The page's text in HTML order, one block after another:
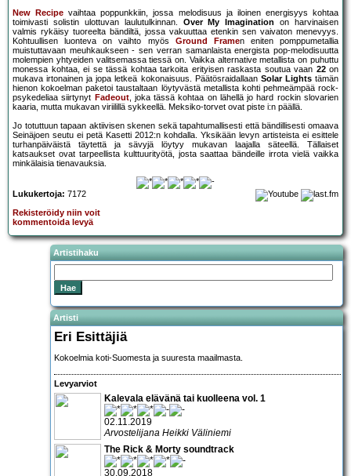
New Recipe vaihtaa poppunkkiin, jossa melodisuus ja iloinen energisyys kohtaa
toimivasti solistin ulottuvan laulutulkinnan. Over My Imagination
on harvinaisen
valmis rykäisy tuoreelta bändiltä, jossa vakuuttaa etenkin sen vaivaton menevyys.
Kohtuullisen luonteva on vaihto myös Ground Framen eniten pomppumetallia
muistuttavaan meuhkaukseen - sen verran samanlaista energista pop-melodisuutta
molempien yhtyeiden valitsemassa tiessä on. Vaikka alternative metallista on puhuttu
monessa kohtaa, ei se tässä kohtaa tarkoita erityisen raskasta soutua vaan 22on
mukava irtonainen ja jopa letkeä kokonaisuus. Päätösraidallaan Solar Lightstämän
hienon kokoelman paketoi taustaltaan löytyvästä metallista kohti pehmeämpää rock-
psykedeliaa siirtynyt Fadeout, joka tässä kohtaa on lähellä jo hard rockin slovarien
kaaria, mutta mukavan viriilillä sykkeellä. Meksiko-torvet ovat piste i:n päällä.
Jo totuttuun tapaan aktiivisen skenen sekä tapahtumallisesti että bändillisesti omaava
Seinäjoen seutu ei petä Kasetti 2012:n kohdalla. Yksikään levyn artisteista ei esittele
turhanpäiväistä täytettä ja sävyjä löytyy mukavan laajalla säteellä. Tällaiset
katsaukset ovat tarpeellista kulttuurityötä, josta saattaa bändeille irrota vielä vaikka
minkälaisia tienavauksia.
Lukukertoja: 7172
Rekisteröidy niin voit
kommentoida levyä
Artistihaku
Artisti
Eri Esittäjiä
Kokoelmia koti-Suomesta ja suuresta maailmasta.
Levyarviot
Kalevala elävänä tai kuolleena vol. 1
02.11.2019
Arvostelijana Heikki Väliniemi
The Rick & Morty soundtrack
30.09.2018